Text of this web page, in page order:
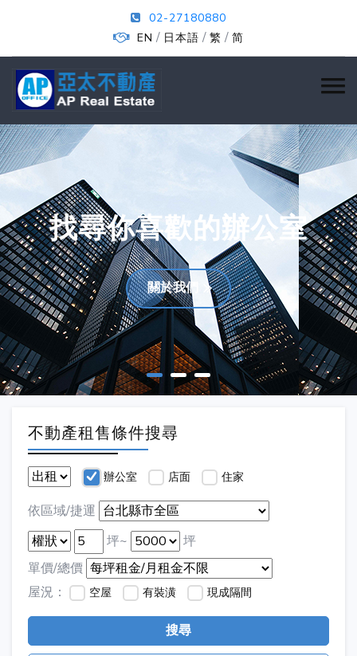
02-27180880
EN / 日本語 / 繁 / 简
找尋你喜歡的辦公室
關於我們
不動產租售條件搜尋
辦公室 店面 住家
依區域/捷運
坪~
坪
單價/總價
屋況：
空屋 有裝潢 現成隔間
搜尋